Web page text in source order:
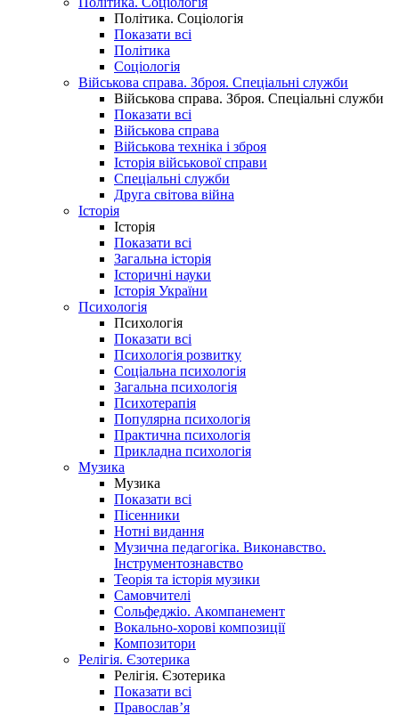
Політика. Соціологія
Показати всі
Політика
Соціологія
Військова справа. Зброя. Спеціальні служби
Військова справа. Зброя. Спеціальні служби
Показати всі
Військова справа
Військова техніка і зброя
Історія військової справи
Спеціальні служби
Друга світова війна
Історія
Історія
Показати всі
Загальна історія
Історичні науки
Історія України
Психологія
Психологія
Показати всі
Психологія розвитку
Соціальна психологія
Загальна психологія
Психотерапія
Популярна психологія
Практична психологія
Прикладна психологія
Музика
Музика
Показати всі
Пісенники
Нотні видання
Музична педагогіка. Виконавство.
Інструментознавство
Теорія та історія музики
Самовчителі
Сольфеджіо. Акомпанемент
Вокально-хорові композиції
Композитори
Релігія. Єзотерика
Релігія. Єзотерика
Показати всі
Православ’я